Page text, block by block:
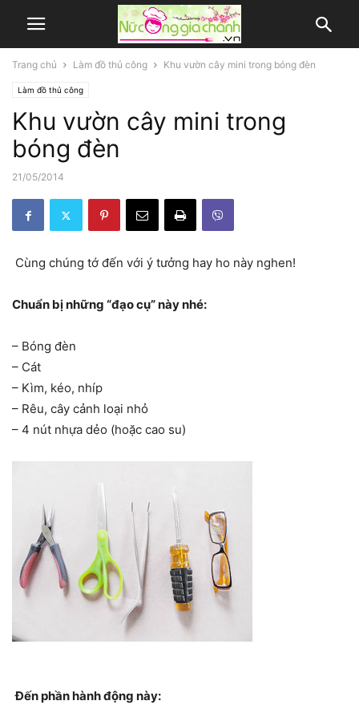
Trang chủ Làm đồ thủ công Khu vườn cây mini trong bóng đèn
Làm đồ thủ công
Khu vườn cây mini trong
bóng đèn
21/05/2014
Cùng chúng tớ đến với ý tưởng hay ho này nghen!
Chuẩn bị những “đạo cụ” này nhé:
– Bóng đèn
– Cát
– Kìm, kéo, nhíp
– Rêu, cây cảnh loại nhỏ
– 4 nút nhựa dẻo (hoặc cao su)
Đến phần hành động này: